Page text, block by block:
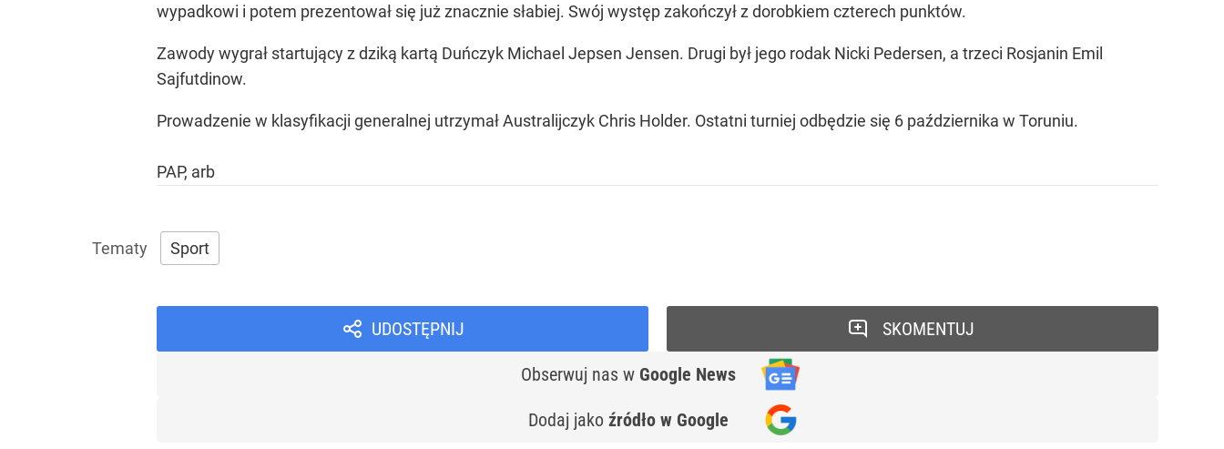
wypadkowi i potem prezentował się już znacznie słabiej. Swój występ zakończył z dorobkiem czterech punktów.
Zawody wygrał startujący z dziką kartą Duńczyk Michael Jepsen Jensen. Drugi był jego rodak Nicki Pedersen, a trzeci Rosjanin Emil
Sajfutdinow.
Prowadzenie w klasyfikacji generalnej utrzymał Australijczyk Chris Holder. Ostatni turniej odbędzie się 6 października w Toruniu.
PAP, arb
Sport
UDOSTĘPNIJ
Obserwuj nas w Google News
Dodaj jako źródło w Google
SKOMENTUJ